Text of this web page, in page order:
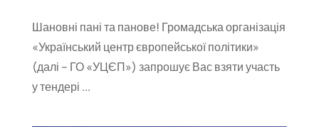
Шановні пані та панове! Громадська організація
«Український центр європейської політики»
(далі – ГО «УЦЄП») запрошує Вас взяти участь
у тендері ...